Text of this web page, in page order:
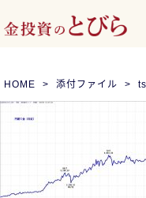
HOME 添付ファイル